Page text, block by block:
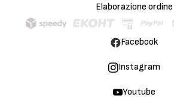
Elaborazione ordine
Facebook
Instagram
Youtube